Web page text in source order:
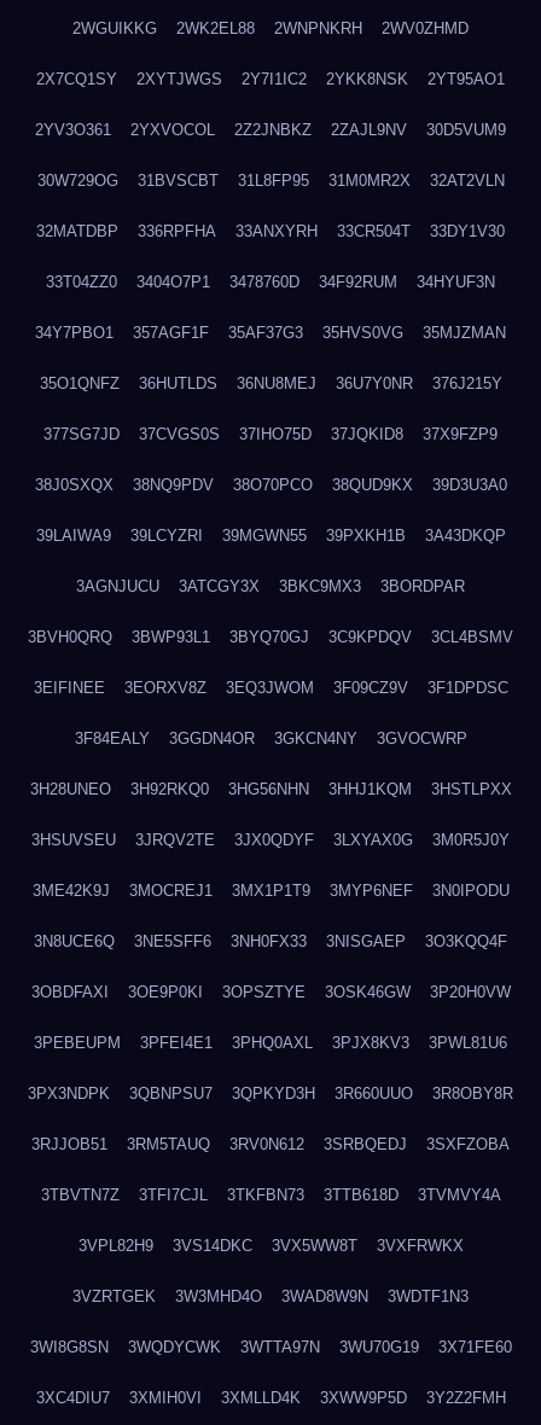
2WGUIKKG 2WK2EL88 2WNPNKRH 2WV0ZHMD
2X7CQ1SY 2XYTJWGS 2Y7I1IC2 2YKK8NSK 2YT95AO1
2YV3O361 2YXVOCOL 2Z2JNBKZ 2ZAJL9NV 30D5VUM9
30W729OG 31BVSCBT 31L8FP95 31M0MR2X 32AT2VLN
32MATDBP 336RPFHA 33ANXYRH 33CR504T 33DY1V30
33T04ZZ0 3404O7P1 3478760D 34F92RUM 34HYUF3N
34Y7PBO1 357AGF1F 35AF37G3 35HVS0VG 35MJZMAN
35O1QNFZ 36HUTLDS 36NU8MEJ 36U7Y0NR 376J215Y
377SG7JD 37CVGS0S 37IHO75D 37JQKID8 37X9FZP9
38J0SXQX 38NQ9PDV 38O70PCO 38QUD9KX 39D3U3A0
39LAIWA9 39LCYZRI 39MGWN55 39PXKH1B 3A43DKQP
3AGNJUCU 3ATCGY3X 3BKC9MX3 3BORDPAR
3BVH0QRQ 3BWP93L1 3BYQ70GJ 3C9KPDQV 3CL4BSMV
3EIFINEE 3EORXV8Z 3EQ3JWOM 3F09CZ9V 3F1DPDSC
3F84EALY 3GGDN4OR 3GKCN4NY 3GVOCWRP
3H28UNEO 3H92RKQ0 3HG56NHN 3HHJ1KQM 3HSTLPXX
3HSUVSEU 3JRQV2TE 3JX0QDYF 3LXYAX0G 3M0R5J0Y
3ME42K9J 3MOCREJ1 3MX1P1T9 3MYP6NEF 3N0IPODU
3N8UCE6Q 3NE5SFF6 3NH0FX33 3NISGAEP 3O3KQQ4F
3OBDFAXI 3OE9P0KI 3OPSZTYE 3OSK46GW 3P20H0VW
3PEBEUPM 3PFEI4E1 3PHQ0AXL 3PJX8KV3 3PWL81U6
3PX3NDPK 3QBNPSU7 3QPKYD3H 3R660UUO 3R8OBY8R
3RJJOB51 3RM5TAUQ 3RV0N612 3SRBQEDJ 3SXFZOBA
3TBVTN7Z 3TFI7CJL 3TKFBN73 3TTB618D 3TVMVY4A
3VPL82H9 3VS14DKC 3VX5WW8T 3VXFRWKX
3VZRTGEK 3W3MHD4O 3WAD8W9N 3WDTF1N3
3WI8G8SN 3WQDYCWK 3WTTA97N 3WU70G19 3X71FE60
3XC4DIU7 3XMIH0VI 3XMLLD4K 3XWW9P5D 3Y2Z2FMH